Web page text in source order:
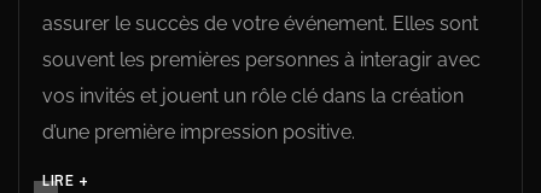
assurer le succès de votre événement. Elles sont
souvent les premières personnes à interagir avec
vos invités et jouent un rôle clé dans la création
d’une première impression positive.
LIRE +